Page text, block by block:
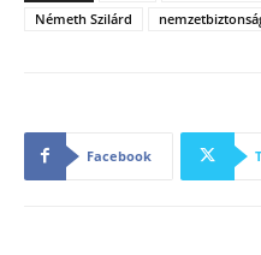
Németh Szilárd
Facebook